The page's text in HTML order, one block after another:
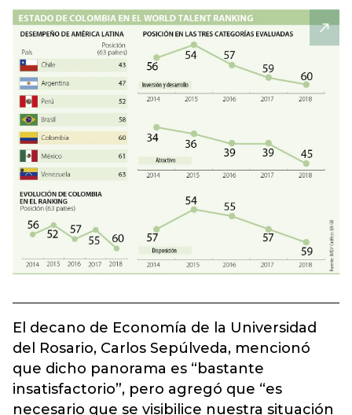
El decano de Economía de la Universidad
del Rosario, Carlos Sepúlveda, mencionó
que dicho panorama es “bastante
insatisfactorio”, pero agregó que “es
necesario que se visibilice nuestra situación